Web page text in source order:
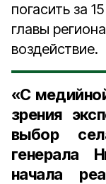
погасить за
главы
воздействие.
«С
зрения
выбор
генерала
начала